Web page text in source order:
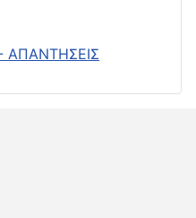
ΑΠΑΝΤΗΣΕΙΣ